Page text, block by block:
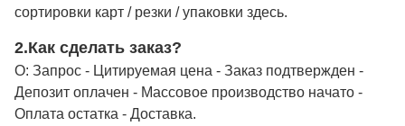
сортировки карт / резки / упаковки здесь.
2.Как сделать заказ?
О: Запрос - Цитируемая цена - Заказ подтвержден -
Депозит оплачен - Массовое производство начато -
Оплата остатка - Доставка.